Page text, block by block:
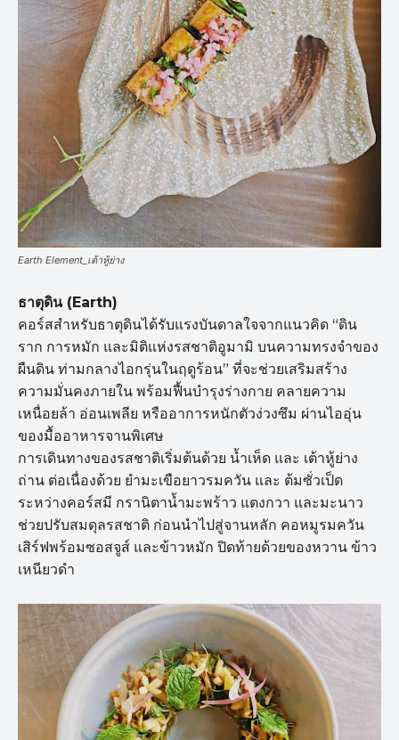
Earth Element_เต้าหู้ย่าง
ธาตุดิน (Earth)
คอร์สสำหรับธาตุดินได้รับแรงบันดาลใจจากแนวคิด “ดิน
ราก การหมัก และมิติแห่งรสชาติอูมามิ บนความทรงจำของ
ผืนดิน ท่ามกลางไอกรุ่นในฤดูร้อน” ที่จะช่วยเสริมสร้าง
ความมั่นคงภายใน พร้อมฟื้นบำรุงร่างกาย คลายความ
เหนื่อยล้า อ่อนเพลีย หรืออาการหนักตัวง่วงซึม ผ่านไออุ่น
ของมื้ออาหารจานพิเศษ
การเดินทางของรสชาติเริ่มต้นด้วย น้ำเห็ด และ เต้าหู้ย่าง
ถ่าน ต่อเนื่องด้วย ยำมะเขือยาวรมควัน และ ต้มซั่วเป็ด
ระหว่างคอร์สมี กรานิตาน้ำมะพร้าว แตงกวา และมะนาว
ช่วยปรับสมดุลรสชาติ ก่อนนำไปสู่จานหลัก คอหมูรมควัน
เสิร์ฟพร้อมซอสจูส์ และข้าวหมัก ปิดท้ายด้วยของหวาน ข้าว
เหนียวดำ